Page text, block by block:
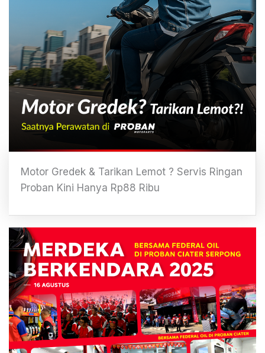
Motor Gredek & Tarikan Lemot ? Servis Ringan
Proban Kini Hanya Rp88 Ribu